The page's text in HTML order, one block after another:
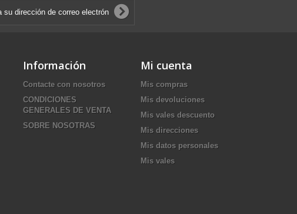
Información
Contacte con nosotros
CONDICIONES
GENERALES DE VENTA
SOBRE NOSOTRAS
Mi cuenta
Mis compras
Mis devoluciones
Mis vales descuento
Mis direcciones
Mis datos personales
Mis vales